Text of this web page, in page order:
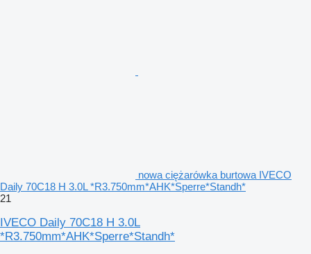
nowa ciężarówka burtowa IVECO
Daily 70C18 H 3.0L *R3.750mm*AHK*Sperre*Standh*
21
IVECO Daily 70C18 H 3.0L
*R3.750mm*AHK*Sperre*Standh*